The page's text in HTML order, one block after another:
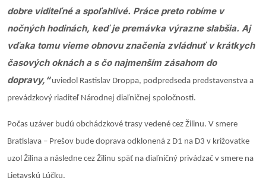
dobre viditeľné a spoľahlivé. Práce preto robíme v
nočných hodinách, keď je premávka výrazne slabšia. Aj
vďaka tomu vieme obnovu značenia zvládnuť v krátkych
časových oknách a s čo najmenším zásahom do
dopravy,“uviedol Rastislav Droppa, podpredseda predstavenstva a
prevádzkový riaditeľ Národnej diaľničnej spoločnosti.
Počas uzáver budú obchádzkové trasy vedené cez Žilinu. V smere
Bratislava – Prešov bude doprava odklonená z D1 na D3 v križovatke
uzol Žilina a následne cez Žilinu späť na diaľničný privádzač v smere na
Lietavskú Lúčku.